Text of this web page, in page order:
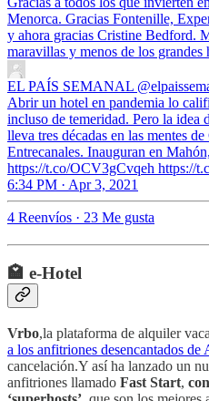
Menorca. Gracias Fontenille,
y ahora gracias Cristine Bedford.
maravillas y menos de los grandes
EL PAÍS SEMANAL
Abrir un hotel en pandemia lo
incluso de temeridad. Pero la idea
lleva tres décadas en las mentes
Entrecanales. Inauguran en
https://t.co/OCV3gCvqeh https://
6:34 PM · Apr 3, 2021
4 Reenvíos · 23 Me gusta
🏩 e-Hotel
Vrbo,la plataforma de alquiler
a los anfitriones desencantados de
cancelación.Y así ha lanzado un
anfitriones llamado Fast Start,